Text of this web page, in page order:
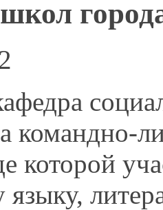
командно-
которой
языку,